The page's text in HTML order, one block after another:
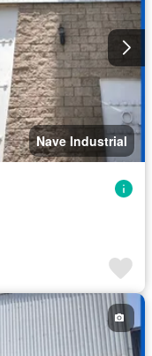
Nave Industrial